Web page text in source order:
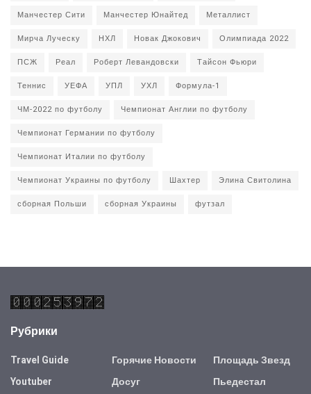
Манчестер Сити
Манчестер Юнайтед
Металлист
Мирча Луческу
НХЛ Новак Джокович
Олимпиада 2022
ПСЖ
Реал Роберт Левандовски
Тайсон Фьюри
Теннис
УЕФА УПЛ УХЛ
Формула-1
ЧМ-2022 по футболу
Чемпионат Англии по футболу
Чемпионат Германии по футболу
Чемпионат Италии по футболу
Чемпионат Украины по футболу
Шахтер
Элина Свитолина
сборная Польши
сборная Украины футзал
Рубрики
Travel Guide
Youtuber
Горячие Новости
Досуг
Площадь Звезд
Пьедестал